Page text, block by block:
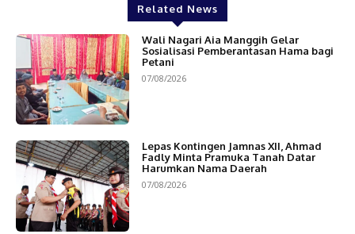
Related News
Wali Nagari Aia Manggih Gelar
Sosialisasi Pemberantasan Hama bagi
Petani
07/08/2026
Lepas Kontingen Jamnas XII, Ahmad
Fadly Minta Pramuka Tanah Datar
Harumkan Nama Daerah
07/08/2026